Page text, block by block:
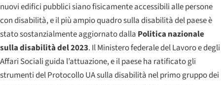
nuovi edifici pubblici siano fisicamente accessibili alle persone
con disabilità, e il più ampio quadro sulla disabilità del paese è
stato sostanzialmente aggiornato dalla Politica nazionale
sulla disabilità del 2023. Il Ministero federale del Lavoro e degli
Affari Sociali guida l’attuazione, e il paese ha ratificato gli
strumenti del Protocollo UA sulla disabilità nel primo gruppo dei